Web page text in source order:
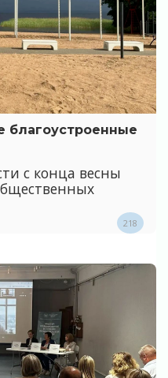
благоустроенные
с конца весны
218